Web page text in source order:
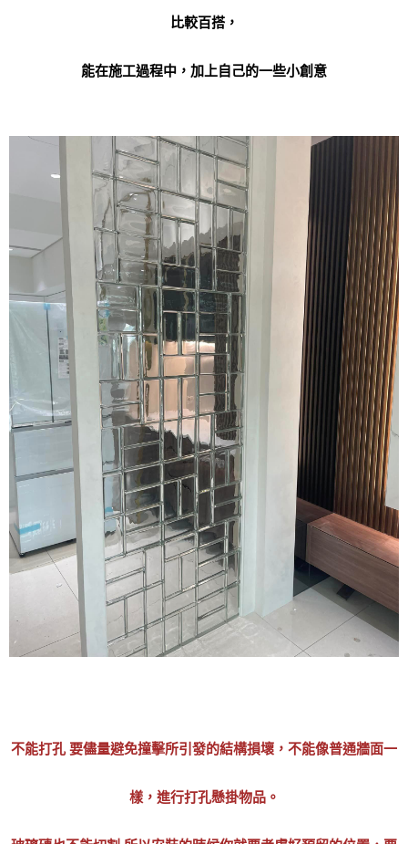
比較百搭，
能在施工過程中，加上自己的一些小創意
不能打孔 要儘量避免撞擊所引發的結構損壞，不能像普通牆面一
樣，進行打孔懸掛物品。